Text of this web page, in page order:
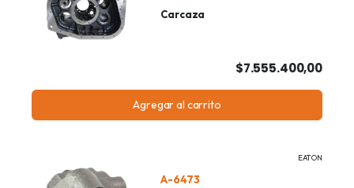
Carcaza
$7.555.400,00
Agregar al carrito
EATON
A-6473